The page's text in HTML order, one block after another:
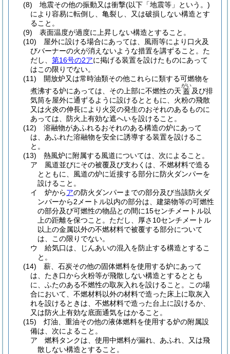
(8)
地震その他の振動又は衝撃(以下「地震等」という。)
により容易に転倒し、亀裂し、又は破損しない構造とす
ること。
(9)
表面温度が過度に上昇しない構造とすること。
(10)
屋外に設ける場合にあっては、風雨等により口火及
びバーナーの火が消えないような措置を講ずること。 た
だし、 第16号の2アに掲げる装置を設けたものにあって
はこの限りでない。
(11)
開放炉又は常時油類その他これらに類する可燃物を
煮沸する炉にあっては、その上部に不燃性の天 蓋
がい
及び排
気筒を屋外に通ずるように設けるとともに、火粉の飛散
又は火炎の伸長により火災の発生のおそれのあるものに
あっては、防火上有効な遮へいを設けること。
(12)
溶融物があふれるおそれのある構造の炉にあって
は、あふれた溶融物を安全に誘導する装置を設けるこ
と。
(13)
熱風炉に附属する風道については、次によること。
ア
風道並びにその被覆及び支わくは、不燃材料で造る
とともに、風道の炉に近接する部分に防火ダンパーを
設けること。
イ
炉からアの防火ダンパーまでの部分及び当該防火ダ
ンパーから2メートル以内の部分は、建築物等の可燃性
の部分及び可燃性の物品との間に15センチメートル以
上の距離を保つこと。 ただし、厚さ10センチメートル
以上の金属以外の不燃材料で被覆する部分について
は、この限りでない。
ウ
給気口は、じんあいの混入を防止する構造とするこ
と。
(14)
薪、石炭その他の固体燃料を使用する炉にあって
は、たき口から火粉等が飛散しない構造とするととも
に、ふたのある不燃性の取灰入れを設けること。
この場
合において、不燃材料以外の材料で造った床上に取灰入
れを設けるときは、不燃材料で造った台上に設けるか、
又は防火上有効な底面通気をはかること。
(15)
灯油、重油その他の液体燃料を使用する炉の附属設
備は、次によること。
ア
燃料タンクは、使用中燃料が漏れ、あふれ、又は飛
散しない構造とすること。